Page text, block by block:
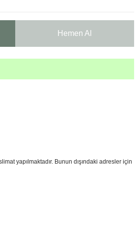
Hemen Al
yapılmaktadır. Bunun dışındaki adresler için